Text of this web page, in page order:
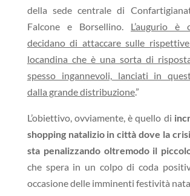
della sede centrale di
Falcone e Borsellino. L’augurio
decidano di attaccare sulle
locandina che è una sorta di
spesso ingannevoli, lanciati in
dalla grande distribuzione.”
L’obiettivo, ovviamente, è quello di
shopping natalizio in città dove la
sta penalizzando oltremodo il
che spera in un colpo di coda
occasione delle imminenti festività